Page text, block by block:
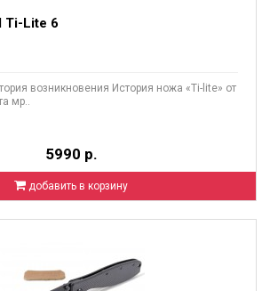
Ti-Lite 6
возникновения История ножа «Ti-lite» от
мр..
5990 р.
добавить в корзину